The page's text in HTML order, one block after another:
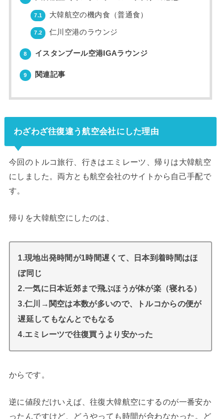
7.1 大韓航空の機内食（普通食）
7.2 仁川空港のラウンジ
8 イスタンブール空港IGAラウンジ
9 関連記事
わざわざ往復違う航空会社にした理由
今回のトルコ旅行、行きはエミレーツ、帰りは大韓航空
にしました。両方とも航空会社のサイトから自己手配で
す。
帰りを大韓航空にしたのは、
1.現地出発時間が1時間遅くて、日本到着時間はほ
ぼ同じ
2.一気に日本近郊まで飛ぶほうが体が楽（寝れる）
3.仁川→関空は本数が多いので、トルコからの便が
遅延してもなんとでもなる
4.エミレーツで往復買うより安かった
からです。
逆に値段だけいえば、往復大韓航空にするのが一番安か
ったんですけど、どうやっても時間が合わなかった。ど